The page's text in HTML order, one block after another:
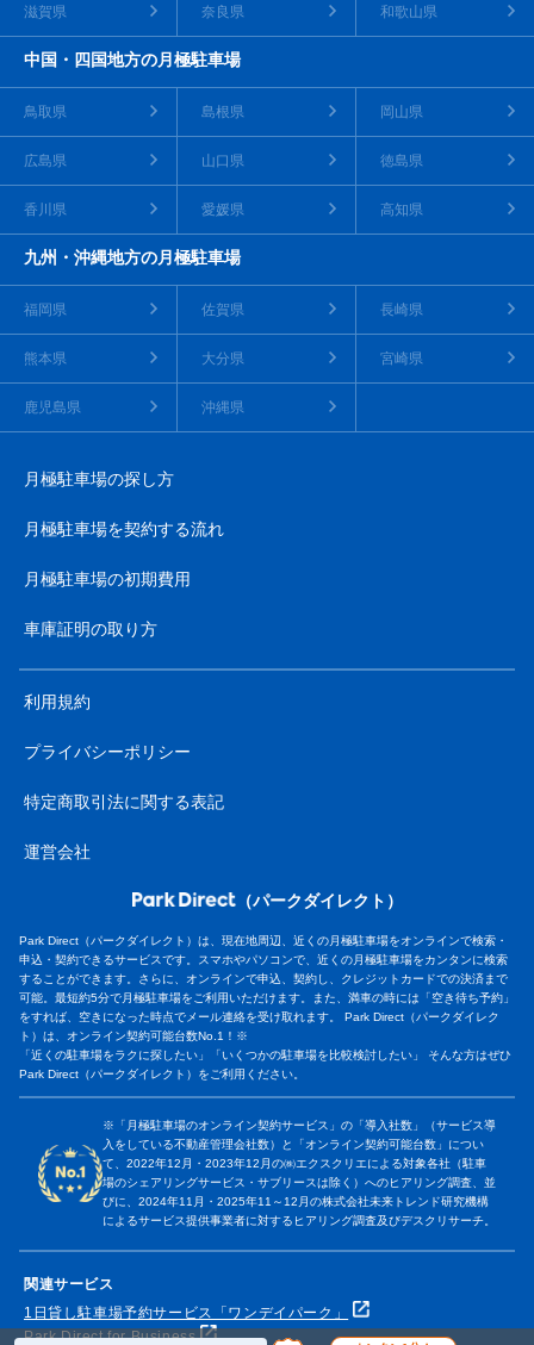
滋賀県 奈良県 和歌山県
中国・四国地方の月極駐車場
鳥取県 島根県 岡山県
広島県 山口県 徳島県
香川県 愛媛県 高知県
九州・沖縄地方の月極駐車場
福岡県 佐賀県 長崎県
熊本県 大分県 宮崎県
鹿児島県 沖縄県
月極駐車場の探し方
月極駐車場を契約する流れ
月極駐車場の初期費用
車庫証明の取り方
利用規約
プライバシーポリシー
特定商取引法に関する表記
運営会社
（パークダイレクト）
Park Direct（パークダイレクト）は、現在地周辺、近くの月極駐車場をオンラインで検索・
申込・契約できるサービスです。スマホやパソコンで、近くの月極駐車場をカンタンに検索
することができます。さらに、オンラインで申込、契約し、クレジットカードでの決済まで
可能。最短約5分で月極駐車場をご利用いただけます。また、満車の時には「空き待ち予約」
をすれば、空きになった時点でメール連絡を受け取れます。 Park Direct（パークダイレク
ト）は、オンライン契約可能台数No.1！※
「近くの駐車場をラクに探したい」「いくつかの駐車場を比較検討したい」 そんな方はぜひ
Park Direct（パークダイレクト）をご利用ください。
※「月極駐車場のオンライン契約サービス」の「導入社数」（サービス導
入をしている不動産管理会社数）と「オンライン契約可能台数」につい
て、2022年12月・2023年12月の㈱エクスクリエによる対象各社（駐車
場のシェアリングサービス・サブリースは除く）へのヒアリング調査、並
びに、2024年11月・2025年11～12月の株式会社未来トレンド研究機構
によるサービス提供事業者に対するヒアリング調査及びデスクリサーチ。
関連サービス
1日貸し駐車場予約サービス「ワンデイパーク」
Park Direct for Business